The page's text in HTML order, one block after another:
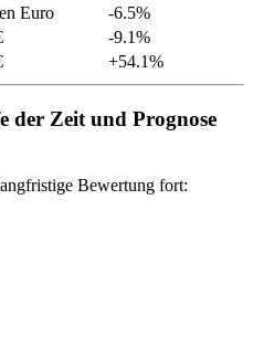
Euro
-6.5%
-9.1%
+54.1%
der Zeit und Prognose
Bewertung fort: